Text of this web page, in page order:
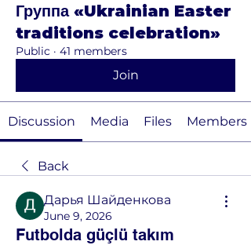
Группа «Ukrainian Easter
traditions celebration»
Public · 41 members
Join
Discussion Media Files Members
Back
Дарья Шайденкова
June 9, 2026
Futbolda güçlü takım